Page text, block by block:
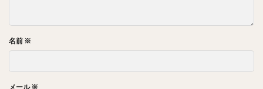
名前 ※
メール※